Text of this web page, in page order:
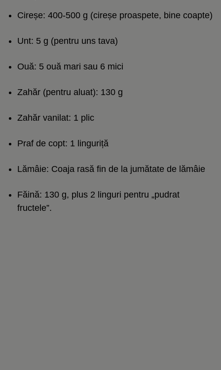
Cireșe: 400-500 g (cireșe proaspete, bine coapte)
Unt: 5 g (pentru uns tava)
Ouă: 5 ouă mari sau 6 mici
Zahăr (pentru aluat): 130 g
Zahăr vanilat: 1 plic
Praf de copt: 1 linguriță
Lămâie: Coaja rasă fin de la jumătate de lămâie
Făină: 130 g, plus 2 linguri pentru „pudrat
fructele”.